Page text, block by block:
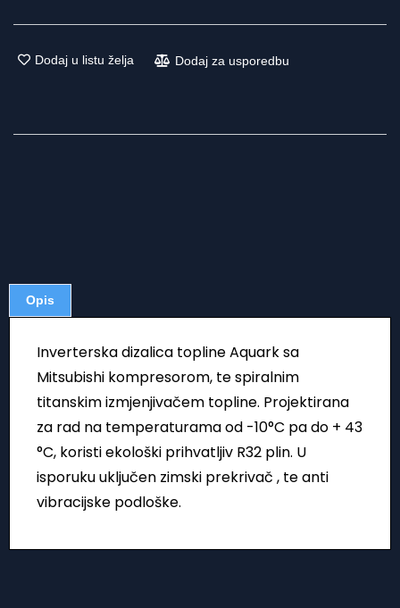
Dodaj u listu želja Dodaj za usporedbu
Opis
Inverterska dizalica topline Aquark sa
Mitsubishi kompresorom, te spiralnim
titanskim izmjenjivačem topline. Projektirana
za rad na temperaturama od -10°C pa do + 43
°C, koristi ekološki prihvatljiv R32 plin. U
isporuku uključen zimski prekrivač , te anti
vibracijske podloške.